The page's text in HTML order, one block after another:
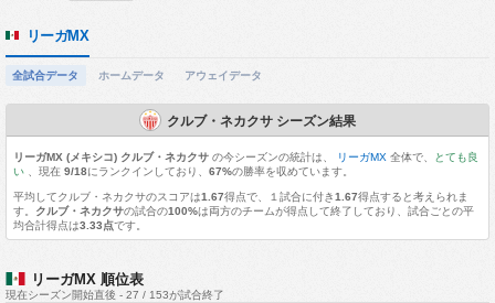
リーガMX
全試合データ ホームデータ アウェイデータ
クルブ・ネカクサ シーズン結果
リーガMX (メキシコ) クルブ・ネカクサ の今シーズンの統計は、 リーガMX 全体で、 とても良
い、現在 9/18にランクインしており、 67%の勝率を収めています。
平均してクルブ・ネカクサのスコアは1.67得点で、１試合に付き1.67得点すると考えられま
す。 クルブ・ネカクサの試合の100%は両方のチームが得点して終了しており、試合ごとの平
均合計得点は3.33点です。
リーガMX 順位表
現在シーズン開始直後 - 27 / 153が試合終了